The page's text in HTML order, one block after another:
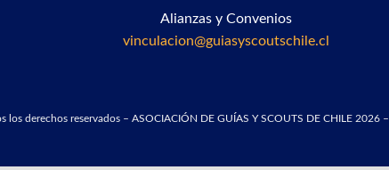
Alianzas y Convenios
vinculacion@guiasyscoutschile.cl
los derechos reservados – ASOCIACIÓN DE GUÍAS Y SCOUTS DE CHILE 2026 –